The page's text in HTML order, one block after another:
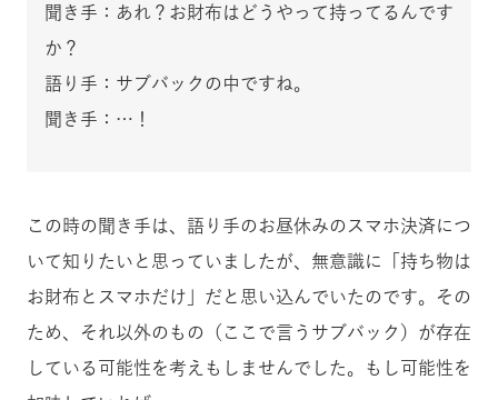
聞き手：あれ？お財布はどうやって持ってるんです
か？
語り手：サブバックの中ですね。
聞き手：…！
この時の聞き手は、語り手のお昼休みのスマホ決済につ
いて知りたいと思っていましたが、無意識に「持ち物は
お財布とスマホだけ」だと思い込んでいたのです。その
ため、それ以外のもの（ここで言うサブバック）が存在
している可能性を考えもしませんでした。もし可能性を